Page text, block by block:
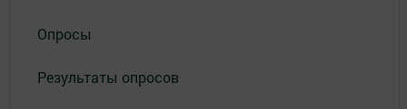
Опросы
Результаты опросов